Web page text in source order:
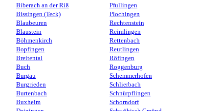
Biberach an der Riß
Bissingen (Teck)
Blaubeuren
Blaustein
Böhmenkirch
Bopfingen
Breitental
Buch
Burgau
Burgrieden
Burtenbach
Buxheim
Pfullingen
Plochingen
Rechtenstein
Reimlingen
Rettenbach
Reutlingen
Röfingen
Roggenburg
Schemmerhofen
Schlierbach
Schnürpflingen
Schorndorf